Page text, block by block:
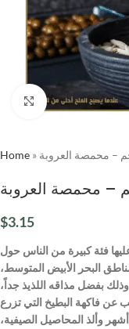
Click to enlarge
Home »
$3.15
فئة كبيرة من الناس حول
البحر الأبيض المتوسط،
بفضل مذاقه اللذيذ جداً،
عن فاكهة البطيخ التي تزرع
وألذ المحاصيل الصيفية،